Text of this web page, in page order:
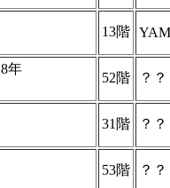
13階
8年
52階 ？
31階 ？
53階 ？